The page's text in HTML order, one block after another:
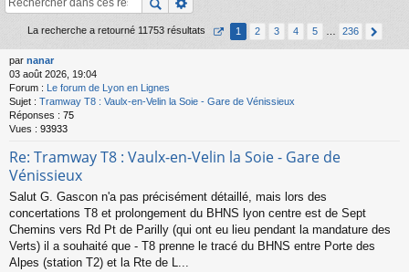
s
La recherche a retourné 11753 résultats 1 2 3 4 5 236
par nanar
03 août 2026, 19:04
Forum :
Le forum de Lyon en Lignes
Sujet : Tramway T8 : Vaulx-en-Velin la Soie - Gare de Vénissieux
Réponses : 75
Vues : 93933
Re: Tramway T8 : Vaulx-en-Velin la Soie - Gare de
Vénissieux
Salut G. Gascon n'a pas précisément détaillé, mais lors des
concertations T8 et prolongement du BHNS lyon centre est de Sept
Chemins vers Rd Pt de Parilly (qui ont eu lieu pendant la mandature des
Verts) il a souhaité que - T8 prenne le tracé du BHNS entre Porte des
Alpes (station T2) et la Rte de L...